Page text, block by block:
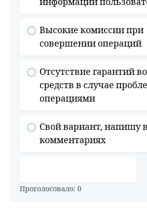
Высокие комиссии при
совершении операций
Отсутствие гарантий
средств в случае
операциями
Свой вариант, напишу в
комментариях
Проголосовало: 0